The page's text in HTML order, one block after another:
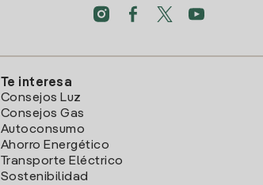
Te interesa
Consejos Luz
Consejos Gas
Autoconsumo
Ahorro Energético
Transporte Eléctrico
Sostenibilidad